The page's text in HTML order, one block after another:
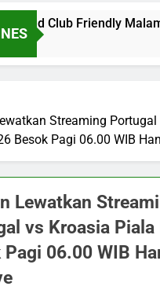
United Club Friendly
Streaming Portugal
Besok Pagi 06.00 WIB
Lewatkan
vs Kroasia Piala
Pagi 06.00 WIB